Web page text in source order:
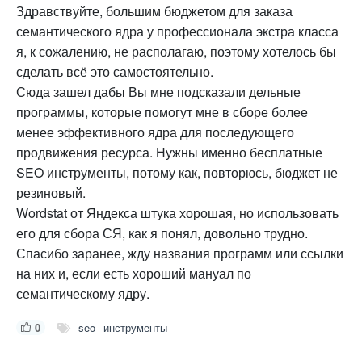
Здравствуйте, большим бюджетом для заказа
семантического ядра у профессионала экстра класса
я, к сожалению, не располагаю, поэтому хотелось бы
сделать всё это самостоятельно.
Сюда зашел дабы Вы мне подсказали дельные
программы, которые помогут мне в сборе более
менее эффективного ядра для последующего
продвижения ресурса. Нужны именно бесплатные
SEO инструменты, потому как, повторюсь, бюджет не
резиновый.
Wordstat от Яндекса штука хорошая, но использовать
его для сбора СЯ, как я понял, довольно трудно.
Спасибо заранее, жду названия программ или ссылки
на них и, если есть хороший мануал по
семантическому ядру.
0 seo инструменты